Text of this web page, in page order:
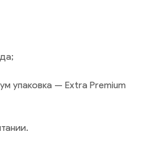
упаковка — Extra Premium